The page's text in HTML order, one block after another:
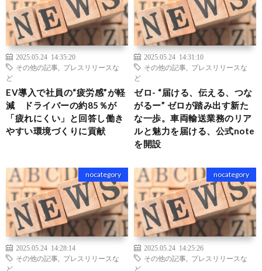
2025.05.24 14:35:20
その他の記事
プレスリリースな
ど
EV導入で社員の“疲労感”が軽
減 ドライバーの約85％が
「疲れにくい」と回答し働き
やすい環境づくりに貢献
2025.05.24 14:31:10
その他の記事
プレスリリースな
ど
ゼロ- “届ける、伝える、つな
がるー” ゼロが踏み出す新た
な一歩。車両輸送業務のリア
ルと魅力を届ける、公式note
を開設
nocategory
2025.05.24 14:28:14
その他の記事
プレスリリースな
ど
nocategory
2025.05.24 14:25:26
その他の記事
プレスリリースな
ど